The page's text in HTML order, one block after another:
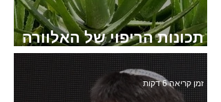
תכונות הריפוי של האלוורה
הרפואית